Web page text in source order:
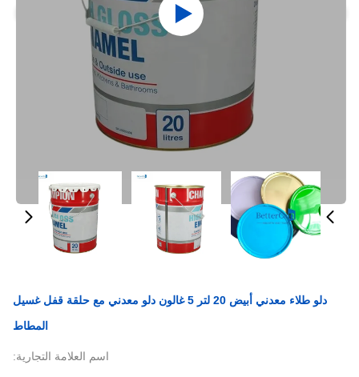
دلو طلاء معدني أبيض 20 لتر 5 غالون دلو معدني مع حلقة قفل غسيل
المطاط
اسم العلامة التجارية: